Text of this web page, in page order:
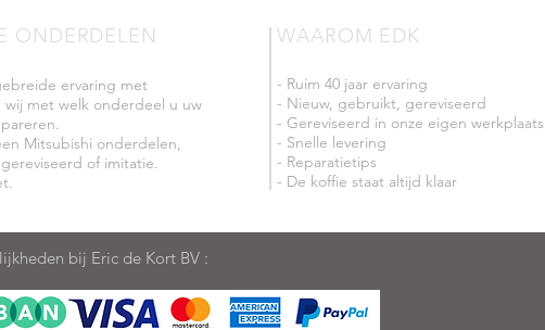
ONDERDELEN
ervaring met
wij met welk onderdeel u uw
Mitsubishi onderdelen,
of imitatie.
WAAROM EDK
- Ruim 40 jaar ervaring
- Nieuw, gebruikt, gereviseerd
- Gereviseerd in onze eigen werkplaats
- Snelle levering
- Reparatietips
- De koffie staat altijd klaar
bij Eric de Kort BV :